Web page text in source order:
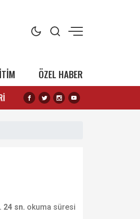
ÖZEL HABER
24 sn. okuma süresi